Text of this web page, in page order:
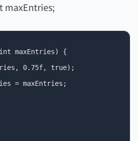
maxEntries;
maxEntries) {
0.75f, true);
= maxEntries;